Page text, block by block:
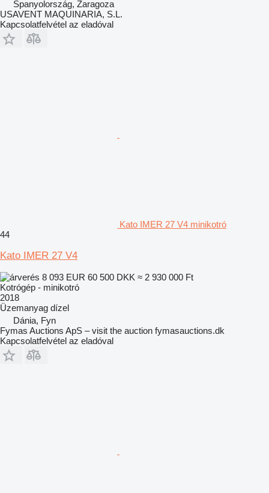
Spanyolország, Zaragoza
USAVENT MAQUINARIA, S.L.
Kapcsolatfelvétel az eladóval
Kato IMER 27 V4 minikotró
44
Kato IMER 27 V4
8 093 EUR 60 500 DKK ≈ 2 930 000 Ft
Kotrógép - minikotró
2018
Üzemanyag dízel
Dánia, Fyn
Fymas Auctions ApS – visit the auction fymasauctions.dk
Kapcsolatfelvétel az eladóval